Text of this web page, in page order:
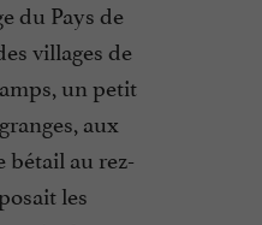
du Pays de
villages de
un petit
aux
bétail au rez-
les